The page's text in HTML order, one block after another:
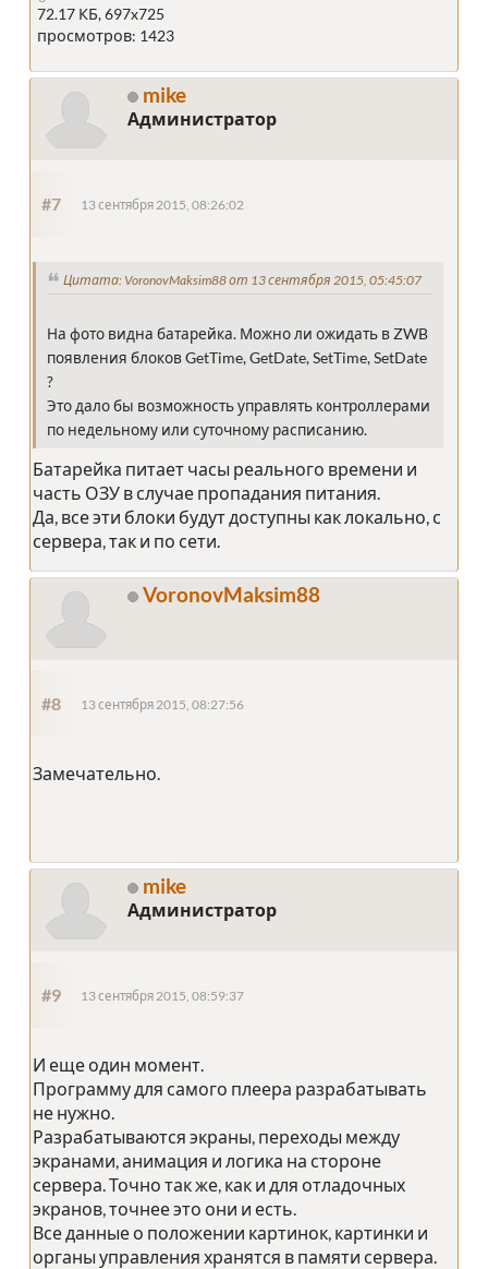
72.17 КБ, 697x725
просмотров: 1423
mike
Администратор
#7 13 сентября 2015, 08:26:02
Цитата: VoronovMaksim88 от 13 сентября 2015, 05:45:07
На фото видна батарейка. Можно ли ожидать в ZWB
появления блоков GetTime, GetDate, SetTime, SetDate
?
Это дало бы возможность управлять контроллерами
по недельному или суточному расписанию.
Батарейка питает часы реального времени и
часть ОЗУ в случае пропадания питания.
Да, все эти блоки будут доступны как локально, с
сервера, так и по сети.
VoronovMaksim88
#8 13 сентября 2015, 08:27:56
Замечательно.
mike
Администратор
#9 13 сентября 2015, 08:59:37
И еще один момент.
Программу для самого плеера разрабатывать
не нужно.
Разрабатываются экраны, переходы между
экранами, анимация и логика на стороне
сервера. Точно так же, как и для отладочных
экранов, точнее это они и есть.
Все данные о положении картинок, картинки и
органы управления хранятся в памяти сервера.